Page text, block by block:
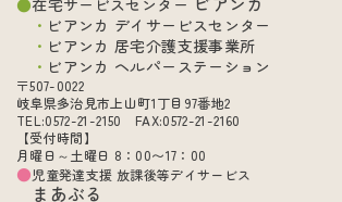
ビアンカ デイサービスセンター
ビアンカ 居宅介護支援事業所
ビアンカ ヘルパーステーション
〒507-0022
岐阜県多治見市上山町1丁目97番地2
TEL:0572-21-2150 FAX:0572-21-2160
【受付時間】
月曜日～土曜日 8：00〜17：00
児童発達支援 放課後等デイサービス
まあぶる